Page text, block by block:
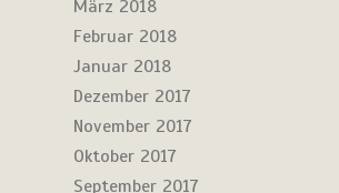
März 2018
Februar 2018
Januar 2018
Dezember 2017
November 2017
Oktober 2017
September 2017